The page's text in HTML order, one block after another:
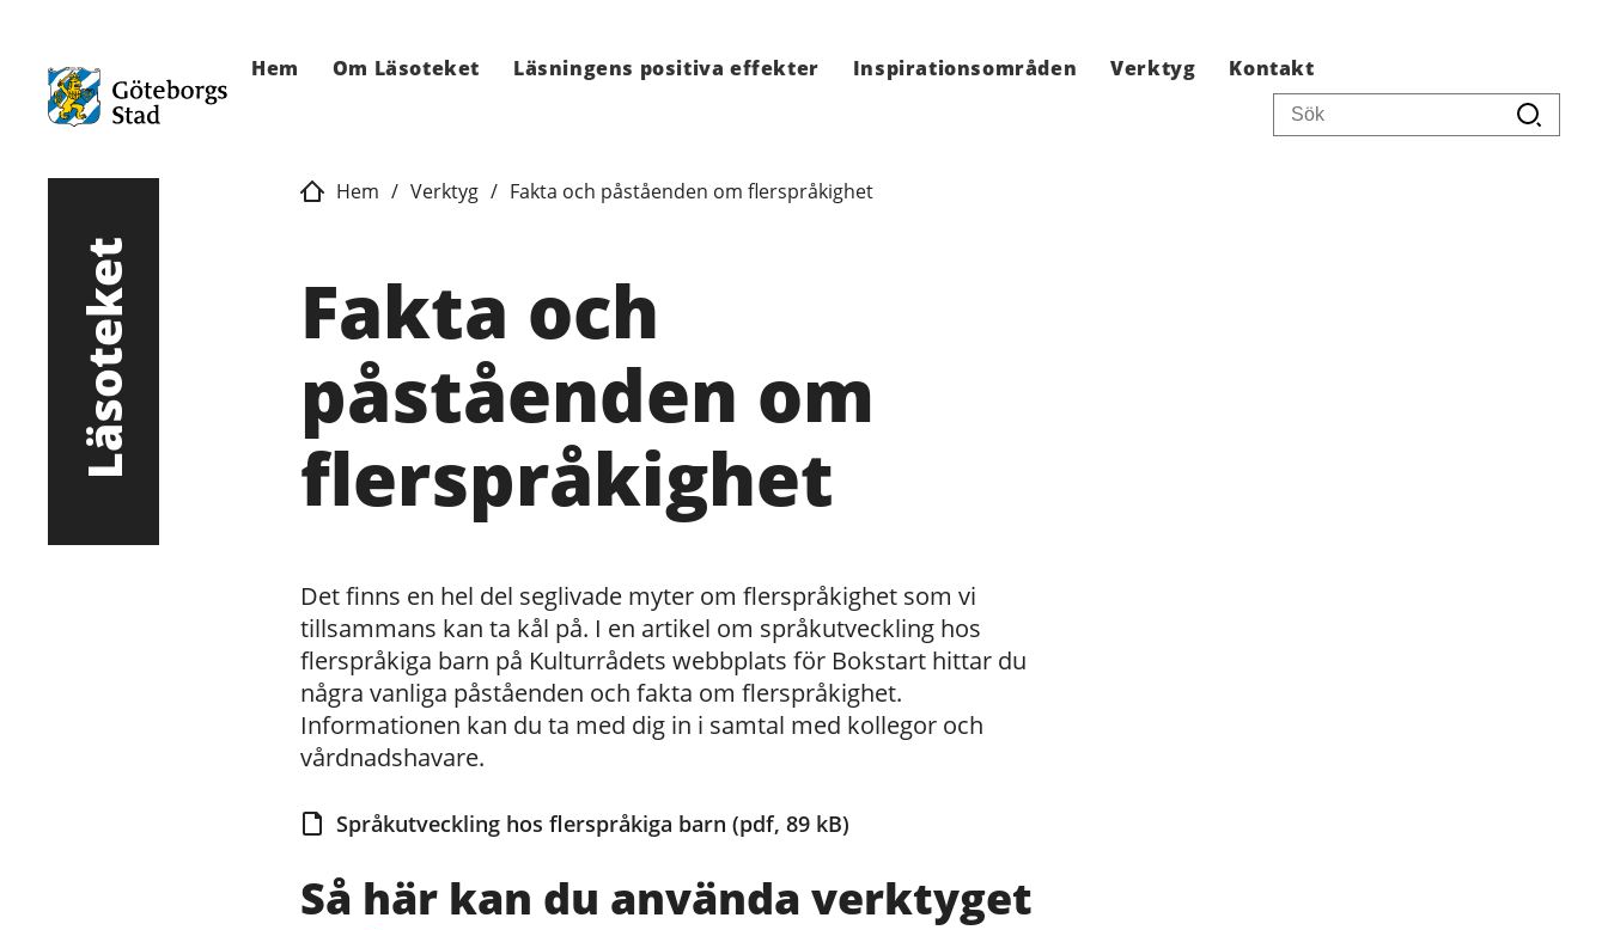
Hem Om Läsoteket Läsningens positiva effekter Inspirationsområden Verktyg Kontakt
Läsoteket
Hem / Verktyg / Fakta och påståenden om flerspråkighet
Fakta och
påståenden om
flerspråkighet
Det finns en hel del seglivade myter om flerspråkighet som vi
tillsammans kan ta kål på. I en artikel om språkutveckling hos
flerspråkiga barn på Kulturrådets webbplats för Bokstart hittar du
några vanliga påståenden och fakta om flerspråkighet.
Informationen kan du ta med dig in i samtal med kollegor och
vårdnadshavare.
Språkutveckling hos flerspråkiga barn (pdf, 89 kB)
Så här kan du använda verktyget